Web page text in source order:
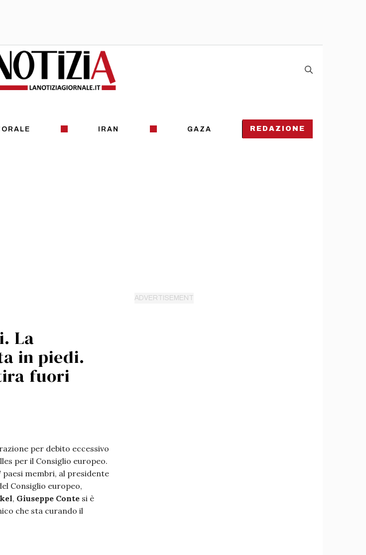
IRAN GAZA REDAZIONE
La
in piedi.
fuori
per debito eccessivo
per il Consiglio europeo.
membri, al presidente
Consiglio europeo,
, Giuseppe Conte si è
che sta curando il